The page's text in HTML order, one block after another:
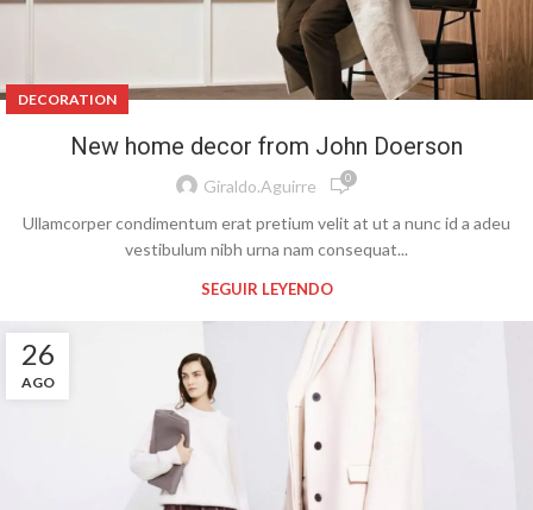
DECORATION
New home decor from John Doerson
Giraldo.aguirre 0
Ullamcorper condimentum erat pretium velit at ut a nunc id a adeu
vestibulum nibh urna nam consequat...
SEGUIR LEYENDO
26
AGO